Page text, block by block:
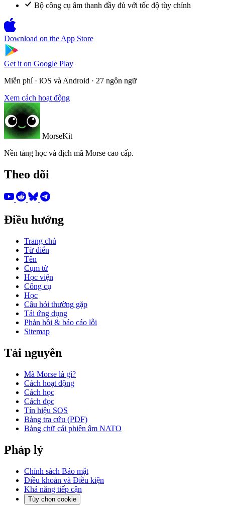
Bộ công cụ âm thanh đầy đủ với tốc độ tùy chỉnh
Download on the App Store
Get it on Google Play
Miễn phí · iOS và Android · 27 ngôn ngữ
Xem cách hoạt động
MorseKit
Nền tảng học và dịch mã Morse cao cấp.
Theo dõi
Điều hướng
Trang chủ
Từ điển
Tên
Cụm từ
Học viện
Công cụ
Học
Câu hỏi thường gặp
Tải ứng dụng
Phản hồi & báo cáo lỗi
Sitemap
Tài nguyên
Mã Morse là gì?
Cách hoạt động
Cách học
Cách đọc
Tín hiệu SOS
Bảng tra cứu (PDF)
Bảng chữ cái phiên âm NATO
Pháp lý
Chính sách Bảo mật
Điều khoản và Điều kiện
Khả năng tiếp cận
Tùy chọn cookie